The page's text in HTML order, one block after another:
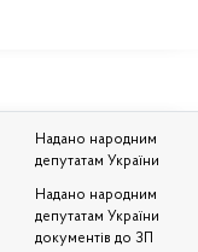
Надано народним
депутатам України
Надано народним
депутатам України
документів до ЗП